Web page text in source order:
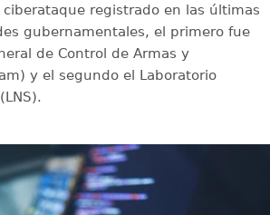
ciberataque registrado en las últimas
gubernamentales, el primero fue
de Control de Armas y
y el segundo el Laboratorio